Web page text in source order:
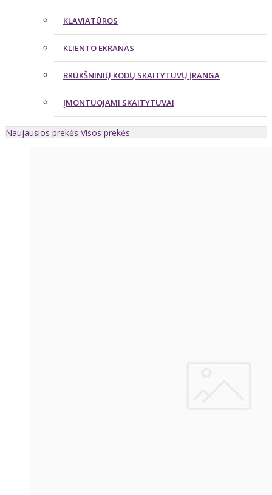
KLAVIATŪROS
KLIENTO EKRANAS
BRŪKŠNINIŲ KODŲ SKAITYTUVŲ ĮRANGA
ĮMONTUOJAMI SKAITYTUVAI
Naujausios prekės Visos prekės